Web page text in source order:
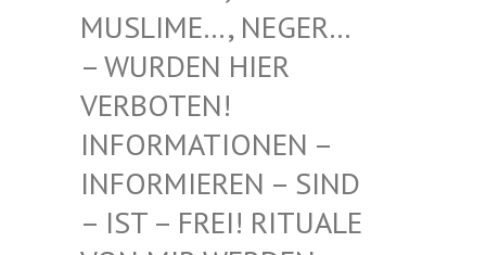
LIME…, NEGER… – W
URDEN HIER VER
BOTEN! INF
ORMATIONEN – INF
ORMIEREN – SIND – I
ST – FREI! RITUALE VON